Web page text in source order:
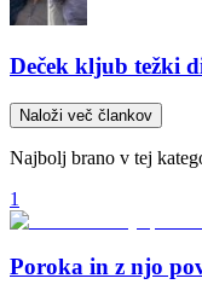
Deček kljub težki
Naloži več člankov
Najbolj brano v tej
1
Poroka in z njo